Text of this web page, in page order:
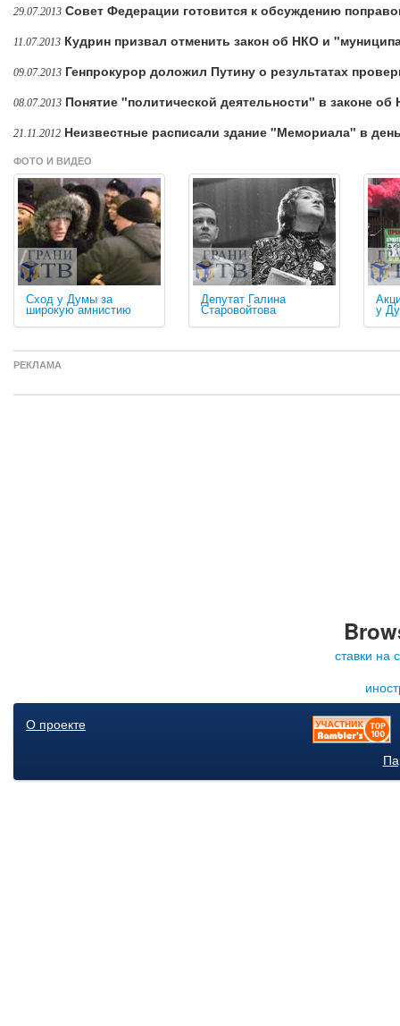
29.07.2013 Совет Федерации готовится к обсуждению
11.07.2013 Кудрин призвал отменить закон об НКО и
09.07.2013 Генпрокурор доложил Путину о результатах
08.07.2013 Понятие "политической деятельности" в законе
21.11.2012 Неизвестные расписали здание "Мемориала" в
ФОТО И ВИДЕО
Сход у Думы за
широкую амнистию
Депутат Галина
Старовойтова у
РЕКЛАМА
ставки на
О проекте